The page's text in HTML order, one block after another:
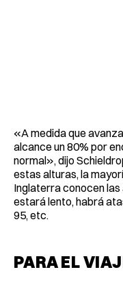
«A medida que
alcance un 80% por
normal», dijo
estas alturas, la
Inglaterra conocen
estará lento, habrá
95, etc.
PARA EL